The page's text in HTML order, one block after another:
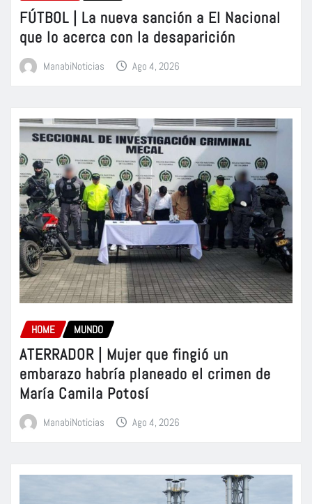
FÚTBOL | La nueva sanción a El Nacional
que lo acerca con la desaparición
ManabiNoticias Ago 4, 2026
HOME MUNDO
ATERRADOR | Mujer que fingió un
embarazo habría planeado el crimen de
María Camila Potosí
ManabiNoticias Ago 4, 2026